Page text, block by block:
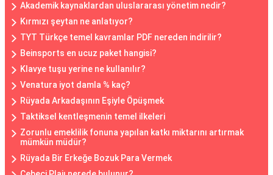
Akademik kaynaklardan uluslararası yönetim nedir?
Kırmızı şeytan ne anlatıyor?
TYT Türkçe temel kavramlar PDF nereden indirilir?
Beinsports en ucuz paket hangisi?
Klavye tuşu yerine ne kullanılır?
Venatura iyot damla % kaç?
Rüyada Arkadaşının Eşiyle Öpüşmek
Taktiksel kentleşmenin temel ilkeleri
Zorunlu emeklilik fonuna yapılan katkı miktarını artırmak
mümkün müdür?
Rüyada Bir Erkeğe Bozuk Para Vermek